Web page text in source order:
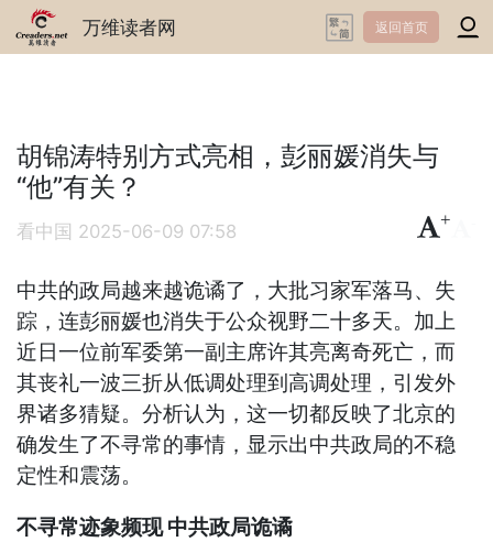
万维读者网 返回首页
胡锦涛特别方式亮相，彭丽媛消失与
“他”有关？
看中国 2025-06-09 07:58
+
中共的政局越来越诡谲了，大批习家军落马、失
踪，连彭丽媛也消失于公众视野二十多天。加上
近日一位前军委第一副主席许其亮离奇死亡，而
其丧礼一波三折从低调处理到高调处理，引发外
界诸多猜疑。分析认为，这一切都反映了北京的
确发生了不寻常的事情，显示出中共政局的不稳
定性和震荡。
不寻常迹象频现 中共政局诡谲